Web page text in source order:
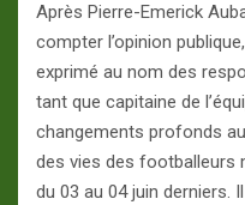
Après Pierre-Emerick
compter l’opinion
exprimé au nom des
tant que capitaine de
changements profonds
des vies des footballeurs
du 03 au 04 juin derniers.